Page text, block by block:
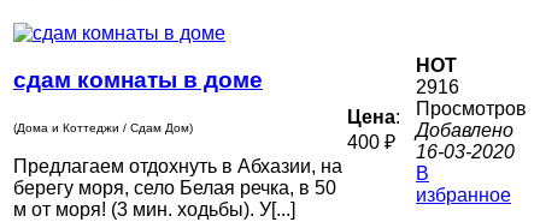
сдам комнаты в доме
(Дома и Коттеджи / Сдам Дом)
Предлагаем отдохнуть в Абхазии, на
берегу моря, село Белая речка, в 50
м от моря! (3 мин. ходьбы). У[...]
Цена:
400 ₽
HOT
2916
Просмотров
Добавлено
16-03-2020
В
избранное